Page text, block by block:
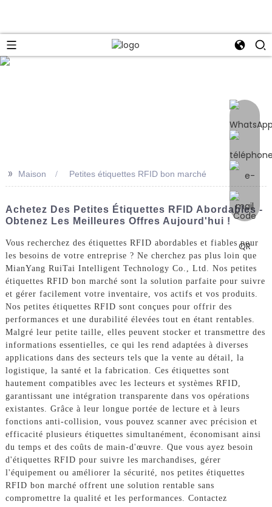
>> Maison Petites étiquettes RFID bon marché
Achetez Des Petites Étiquettes RFID Abordables -
Obtenez Les Meilleures Offres Aujourd'hui !
Vous recherchez des étiquettes RFID abordables et fiables pour
les besoins de votre entreprise ? Ne cherchez pas plus loin que
MianYang RuiTai Intelligent Technology Co., Ltd. Nos petites
étiquettes RFID bon marché sont la solution parfaite pour suivre
et gérer facilement votre inventaire, vos actifs et vos produits.
Nos petites étiquettes RFID sont conçues pour offrir des
performances et une durabilité élevées tout en étant rentables.
Malgré leur petite taille, elles peuvent stocker et transmettre des
informations essentielles, ce qui les rend adaptées à diverses
applications dans des secteurs tels que la vente au détail, la
logistique, la santé et la fabrication. Ces étiquettes sont
hautement compatibles avec les lecteurs et systèmes RFID,
garantissant une intégration transparente dans vos opérations
existantes. Grâce à leur longue portée de lecture et à leurs
fonctions anti-collision, vous pouvez scanner avec précision et
efficacité plusieurs étiquettes simultanément, économisant ainsi
du temps et des coûts de main-d'œuvre. Que vous ayez besoin
d'étiquettes RFID pour suivre les marchandises, gérer
l'équipement ou améliorer la sécurité, nos petites étiquettes
RFID bon marché offrent une solution rentable sans
compromettre la qualité et les performances. Contactez